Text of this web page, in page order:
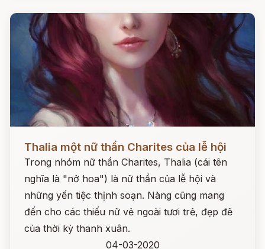
Thalia một nữ thần Charites của lễ hội
Trong nhóm nữ thần Charites, Thalia (cái tên
nghĩa là "nở hoa") là nữ thần của lễ hội và
những yến tiệc thịnh soạn. Nàng cũng mang
đến cho các thiếu nữ vẻ ngoài tươi trẻ, đẹp đẽ
của thời kỳ thanh xuân.
04-03-2020